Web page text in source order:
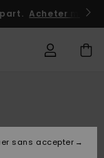
Acheter
sans accepter